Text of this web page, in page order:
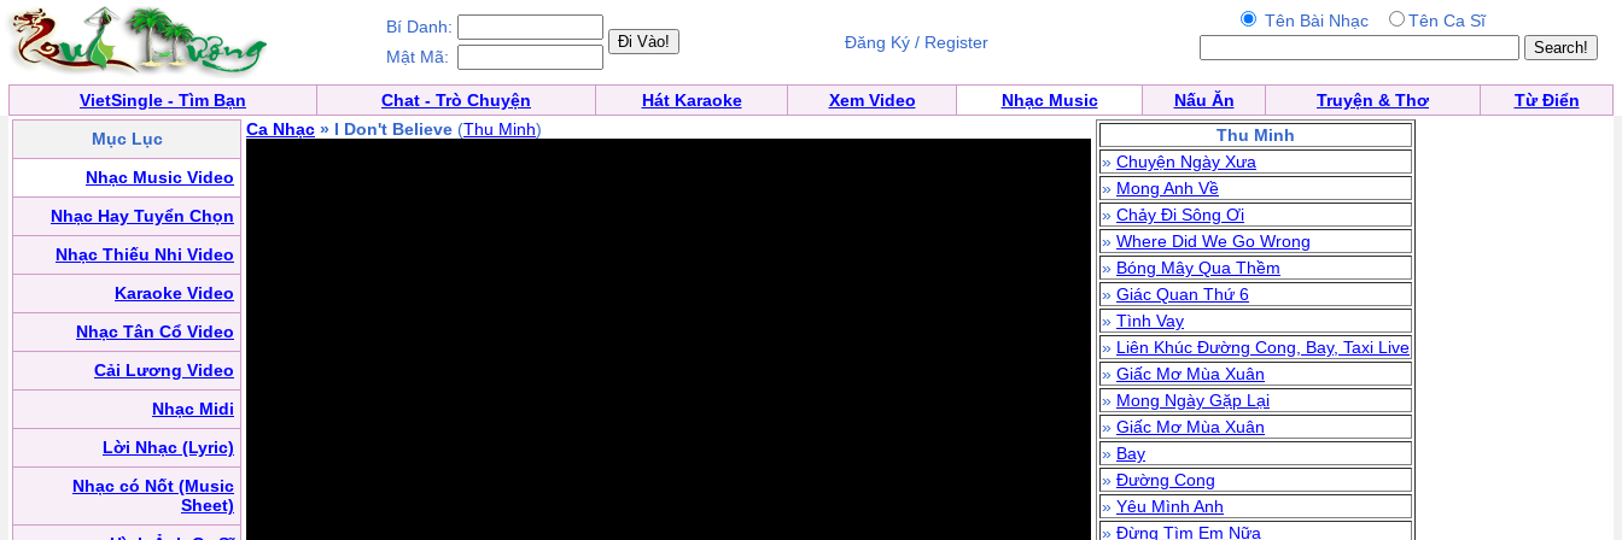
Bí Danh:
Mật Mã:
Đăng Ký / Register
Tên Bài Nhạc Tên Ca Sĩ
VietSingle - Tìm Bạn Chat - Trò Chuyện Hát Karaoke Xem Video Nhạc Music Nấu Ăn Truyện & Thơ
Từ Điển
Mục Lục
Nhạc Music Video
Nhạc Hay Tuyển Chọn
Nhạc Thiếu Nhi Video
Karaoke Video
Nhạc Tân Cổ Video
Cải Lương Video
Nhạc Midi
Lời Nhạc (Lyric)
Nhạc có Nốt (Music
Sheet)
Ca Nhạc » I Don't Believe (Thu Minh)
Thu Minh
» Chuyện Ngày Xưa
» Mong Anh Về
» Chảy Đi Sông Ơi
» Where Did We Go Wrong
» Bóng Mây Qua Thềm
» Giác Quan Thứ 6
» Tình Vay
» Liên Khúc Đường Cong, Bay, Taxi Live
» Giấc Mơ Mùa Xuân
» Mong Ngày Gặp Lại
» Giấc Mơ Mùa Xuân
» Bay
» Đường Cong
» Yêu Mình Anh
» Đừng Tìm Em Nữa